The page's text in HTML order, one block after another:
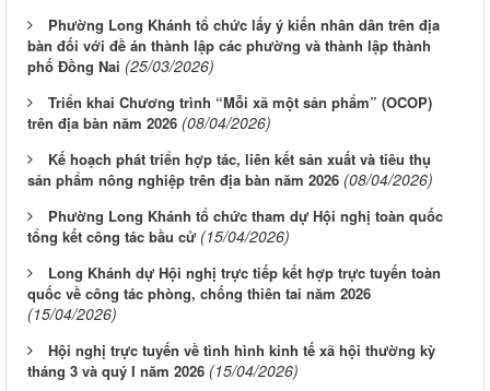
Phường Long Khánh tổ chức lấy ý kiến nhân dân trên địa
bàn đối với đề án thành lập các phường và thành lập thành
phố Đồng Nai (25/03/2026)
Triển khai Chương trình “Mỗi xã một sản phẩm” (OCOP)
trên địa bàn năm 2026 (08/04/2026)
Kế hoạch phát triển hợp tác, liên kết sản xuất và tiêu thụ
sản phẩm nông nghiệp trên địa bàn năm 2026 (08/04/2026)
Phường Long Khánh tổ chức tham dự Hội nghị toàn quốc
tổng kết công tác bầu cử (15/04/2026)
Long Khánh dự Hội nghị trực tiếp kết hợp trực tuyến toàn
quốc về công tác phòng, chống thiên tai năm 2026
(15/04/2026)
Hội nghị trực tuyến về tình hình kinh tế xã hội thường kỳ
tháng 3 và quý I năm 2026 (15/04/2026)